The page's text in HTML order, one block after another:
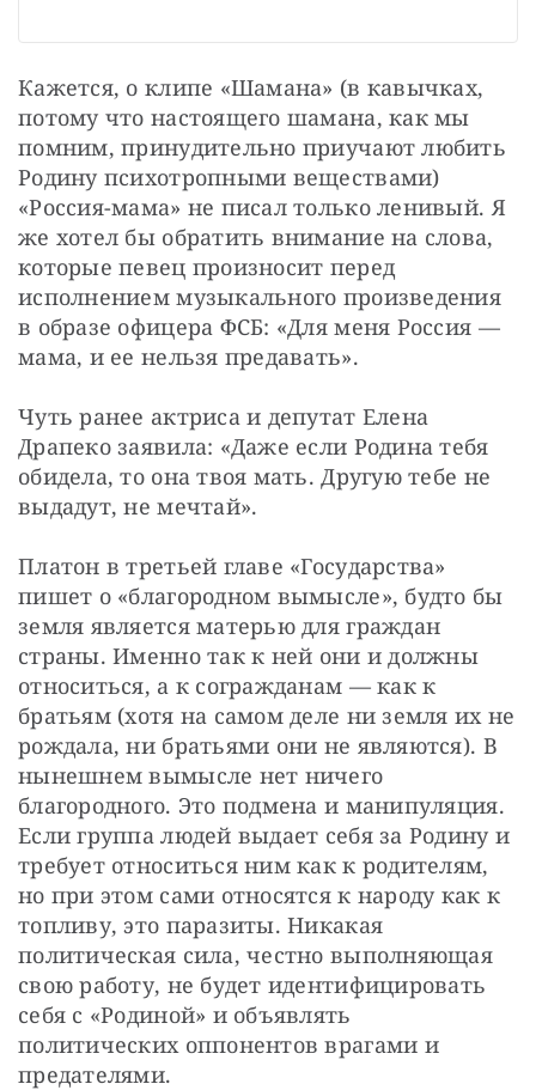
Кажется, о клипе «Шамана» (в кавычках,
потому что настоящего шамана, как мы
помним, принудительно приучают любить
Родину психотропными веществами)
«Россия-мама» не писал только ленивый. Я
же хотел бы обратить внимание на слова,
которые певец произносит перед
исполнением музыкального произведения
в образе офицера ФСБ: «Для меня Россия —
мама, и ее нельзя предавать».
Чуть ранее актриса и депутат Елена
Драпеко заявила: «Даже если Родина тебя
обидела, то она твоя мать. Другую тебе не
выдадут, не мечтай».
Платон в третьей главе «Государства»
пишет о «благородном вымысле», будто бы
земля является матерью для граждан
страны. Именно так к ней они и должны
относиться, а к согражданам — как к
братьям (хотя на самом деле ни земля их не
рождала, ни братьями они не являются). В
нынешнем вымысле нет ничего
благородного. Это подмена и манипуляция.
Если группа людей выдает себя за Родину и
требует относиться ним как к родителям,
но при этом сами относятся к народу как к
топливу, это паразиты. Никакая
политическая сила, честно выполняющая
свою работу, не будет идентифицировать
себя с «Родиной» и объявлять
политических оппонентов врагами и
предателями.